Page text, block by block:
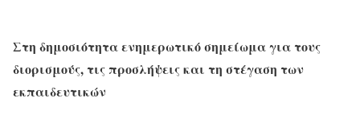
Στη δημοσιότητα ενημερωτικό σημείωμα για τους
διορισμούς, τις προσλήψεις και τη στέγαση των
εκπαιδευτικών